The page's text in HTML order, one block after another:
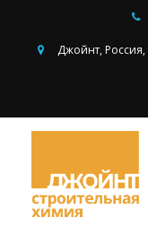
Джойнт, Россия,